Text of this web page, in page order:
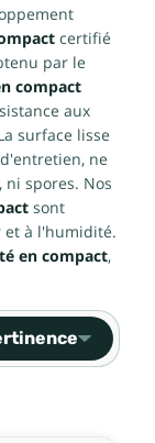
certifié
par le
compact
aux
surface lisse
ne
spores. Nos
sont
et à l'humidité.
en compact,